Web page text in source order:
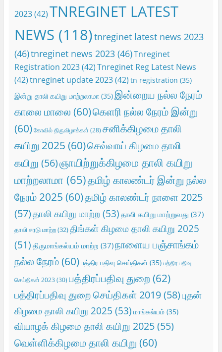
2023(42)TNREGINET LATEST
NEWS (118)tnreginet latest news 2023
(46)tnreginet news 2023(46)Tnreginet
Registration 2023(42)Tnreginet Reg Latest News
(42)tnreginet update 2023(42) tn registration (35)
இன்று தாலி கயிறு மாற்றலாமா(35)இன்றைய நல்ல நேரம்
காலை மாலை (60)கெளரி நல்ல நேரம் இன்று
(60) கோவில் திருவிழாக்கள் (28) சனிக்கிழமை தாலி
கயிறு 2025 (60)செவ்வாய் கிழமை தாலி
கயிறு (56)ஞாயிற்றுக்கிழமை தாலி கயிறு
மாற்றலாமா (65)தமிழ் காலண்டர் இன்று நல்ல
நேரம் 2025 (60)தமிழ் காலண்டர் நாளை 2025
(57)தாலி கயிறு மாற்ற (53) தாலி கயிறு மாற்றுவது (37)
தாலி சரடு மாற்ற(32)திங்கள் கிழமை தாலி கயிறு 2025
(51) திருமாங்கல்யம் மாற்ற (37)நாளைய பஞ்சாங்கம்
நல்ல நேரம்(60)பத்திர பதிவு செய்திகள்(35) பத்திர பதிவு
செய்திகள் 2023 (30) பத்திரப்பதிவு துறை (62)
பத்திரப்பதிவு துறை செய்திகள் 2019(58)புதன்
கிழமை தாலி கயிறு 2025 (53) மாங்கல்யம்(35)
வியாழக் கிழமை தாலி கயிறு 2025(55)
வெள்ளிக்கிழமை தாலி கயிறு (60)